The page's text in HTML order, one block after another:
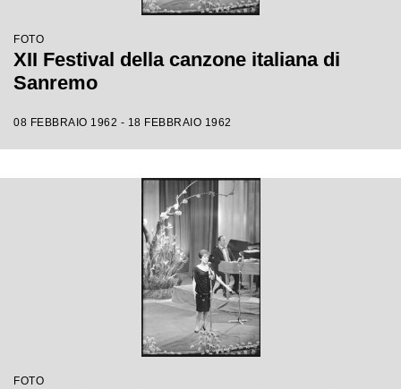
FOTO
XII Festival della canzone italiana di
Sanremo
08 FEBBRAIO 1962 - 18 FEBBRAIO 1962
FOTO